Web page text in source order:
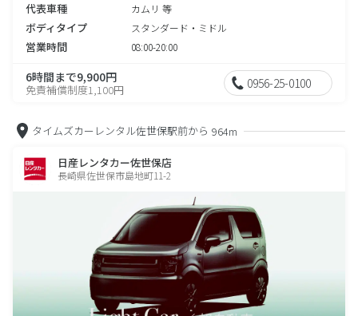
代表車種 カムリ 等
ボディタイプ スタンダード・ミドル
営業時間 08:00-20:00
6時間まで9,900円
免責補償制度1,100円 0956-25-0100
タイムズカーレンタル佐世保駅前から 964m
日産レンタカー佐世保店
長崎県佐世保市島地町11-2